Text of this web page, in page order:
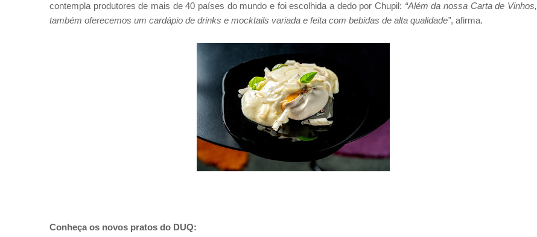
contempla produtores de mais de 40 países do mundo e foi escolhida a dedo por Chupil: “Além da nossa Carta de Vinhos,
também oferecemos um cardápio de drinks e mocktails variada e feita com bebidas de alta qualidade”, afirma.
Conheça os novos pratos do DUQ: